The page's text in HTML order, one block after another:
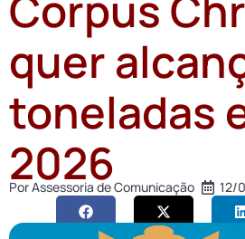
quer
toneladas
2026
PorAssessoria de Comunicação 12/